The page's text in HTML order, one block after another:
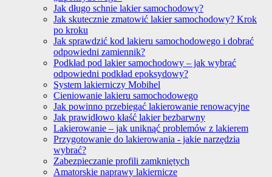
Jak długo schnie lakier samochodowy?
Jak skutecznie zmatowić lakier samochodowy? Krok
po kroku
Jak sprawdzić kod lakieru samochodowego i dobrać
odpowiedni zamiennik?
Podkład pod lakier samochodowy – jak wybrać
odpowiedni podkład epoksydowy?
System lakierniczy Mobihel
Cieniowanie lakieru samochodowego
Jak powinno przebiegać lakierowanie renowacyjne
Jak prawidłowo kłaść lakier bezbarwny
Lakierowanie – jak uniknąć problemów z lakierem
Przygotowanie do lakierowania - jakie narzędzia
wybrać?
Zabezpieczanie profili zamkniętych
Amatorskie naprawy lakiernicze